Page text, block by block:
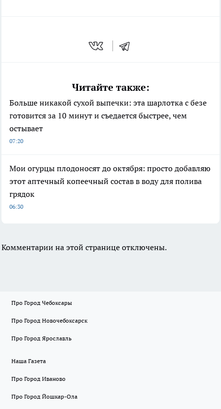
Читайте также:
Больше никакой сухой выпечки: эта шарлотка с безе
готовится за 10 минут и съедается быстрее, чем
остывает
07:20
Мои огурцы плодоносят до октября: просто добавляю
этот аптечный копеечный состав в воду для полива
грядок
06:30
Комментарии на этой странице отключены.
Про Город Чебоксары
Про Город Новочебоксарск
Про Город Ярославль
Наша Газета
Про Город Иваново
Про Город Йошкар-Ола